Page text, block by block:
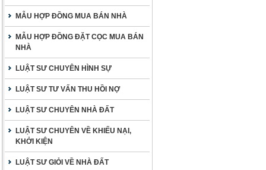
MẪU HỢP ĐỒNG MUA BÁN NHÀ
MẪU HỢP ĐỒNG ĐẶT CỌC MUA BÁN
NHÀ
LUẬT SƯ CHUYÊN HÌNH SỰ
LUẬT SƯ TƯ VẤN THU HỒI NỢ
LUẬT SƯ CHUYÊN NHÀ ĐẤT
LUẬT SƯ CHUYÊN VỀ KHIẾU NẠI,
KHỞI KIỆN
LUẬT SƯ GIỎI VỀ NHÀ ĐẤT